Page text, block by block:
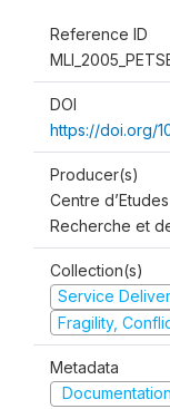
Reference ID
DOI
https://doi.org/
Producer(s)
Centre
Recherche et
Collection(s)
Service
Fragility,
Metadata